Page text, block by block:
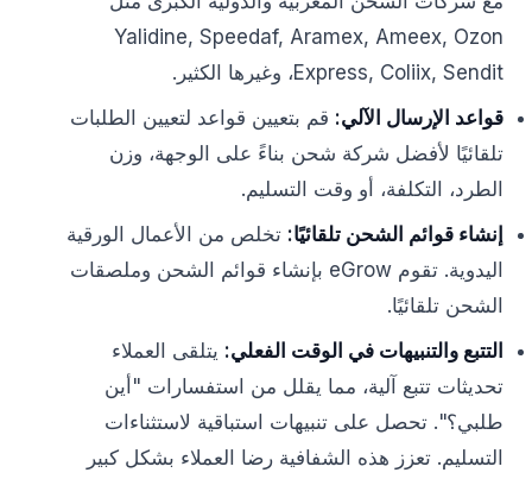
Yalidine, Speedaf, Aramex, Ameex, Ozon
Express, Coliix, Sendit، وغيرها الكثير.
قواعد الإرسال الآلي: قم بتعيين قواعد لتعيين الطلبات
تلقائيًا لأفضل شركة شحن بناءً على الوجهة، وزن
الطرد، التكلفة، أو وقت التسليم.
إنشاء قوائم الشحن تلقائيًا: تخلص من الأعمال الورقية
اليدوية. تقوم eGrow بإنشاء قوائم الشحن وملصقات
الشحن تلقائيًا.
التتبع والتنبيهات في الوقت الفعلي: يتلقى العملاء
تحديثات تتبع آلية، مما يقلل من استفسارات "أين
طلبي؟". تحصل على تنبيهات استباقية لاستثناءات
التسليم. تعزز هذه الشفافية رضا العملاء بشكل كبير